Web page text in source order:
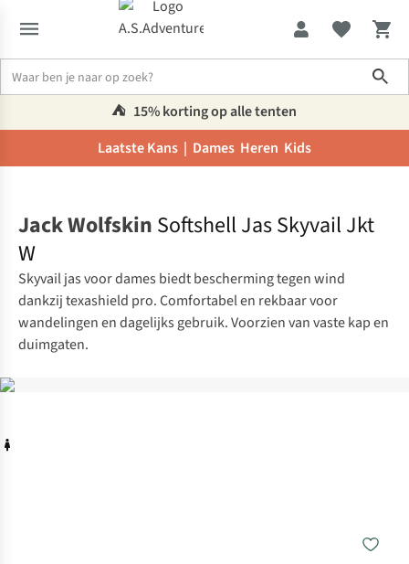
⛺️ 15% korting op alle tenten
Laatste Kans | Dames Heren Kids
Jack Wolfskin Softshell Jas Skyvail Jkt
W
Skyvail jas voor dames biedt bescherming tegen wind
dankzij texashield pro. Comfortabel en rekbaar voor
wandelingen en dagelijks gebruik. Voorzien van vaste kap en
duimgaten.